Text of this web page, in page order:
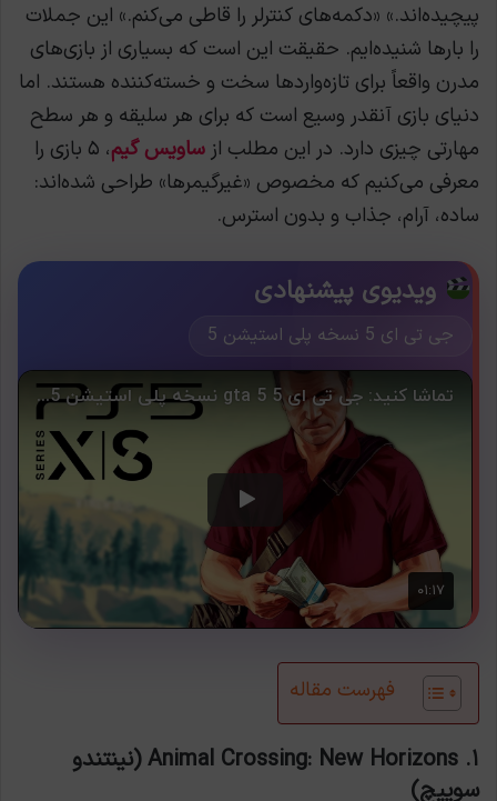
پیچیده‌اند.» «دکمه‌های کنترلر را قاطی می‌کنم.» این جملات
را بارها شنیده‌ایم. حقیقت این است که بسیاری از بازی‌های
مدرن واقعاً برای تازه‌واردها سخت و خسته‌کننده هستند. اما
دنیای بازی آنقدر وسیع است که برای هر سلیقه و هر سطح
مهارتی چیزی دارد. در این مطلب از ساویس گیم
، ۵ بازی را
معرفی می‌کنیم که مخصوص «غیرگیمرها» طراحی شده‌اند:
ساده، آرام، جذاب و بدون استرس.
ویدیوی پیشنهادی
جی تی ای 5 نسخه پلی استیشن 5
فهرست مقاله
۱. Animal Crossing: New Horizons (نینتندو
سوییچ)